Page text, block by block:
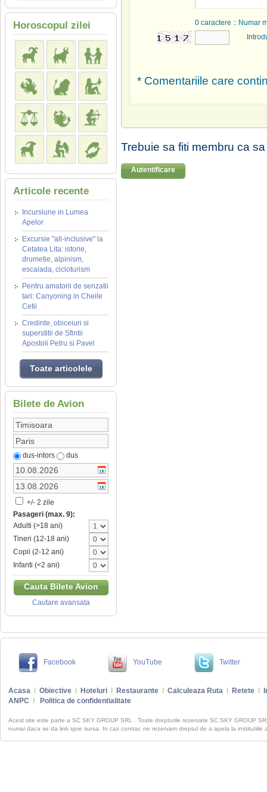
Horoscopul zilei
Articole recente
Incursiune in Lumea
Apelor
Excursie "all-inclusive" la
Cetatea Lita: istorie,
drumetie, alpinism,
escalada, cicloturism
Pentru amatorii de senzatii
tari: Canyoning in Cheile
Cetii
Credinte, obiceiuri si
superstitii de Sfintii
Apostoli Petru si Pavel
Toate articolele
Bilete de Avion
dus-intors dus
+/- 2 zile
Pasageri (max. 9):
Adulti (>18 ani)
Tineri (12-18 ani)
Copii (2-12 ani)
Infanti (<2 ani)
Cauta Bilete Avion
Cautare avansata
0 caractere :: Numar
* Comentariile care
Trebuie sa fiti membru ca
Autentificare
Facebook YouTube Twitter
Acasa Obiective Hoteluri Restaurante Calculeaza Ruta Retete
ANPC
Politica de confidentialitate
Acest site este parte a SC SKY GROUP SRL . Toate drepturile rezervate SC SKY GROUP
numai daca se da link spre sursa. In caz contrar, ne rezervam dreptul de a apela la institutiile